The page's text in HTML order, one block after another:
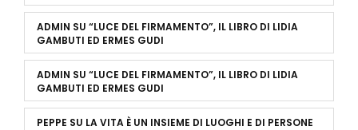
ADMIN SU “LUCE DEL FIRMAMENTO”, IL LIBRO DI LIDIA
GAMBUTI ED ERMES GUDI
ADMIN SU “LUCE DEL FIRMAMENTO”, IL LIBRO DI LIDIA
GAMBUTI ED ERMES GUDI
PEPPE SU LA VITA È UN INSIEME DI LUOGHI E DI PERSONE